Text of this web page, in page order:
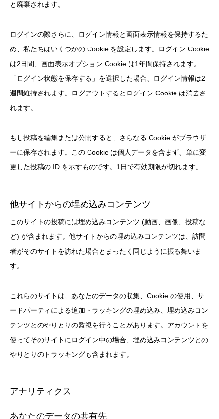
と廃棄されます。
ログインの際さらに、ログイン情報と画面表示情報を保持するた
め、私たちはいくつかの Cookie を設定します。ログイン Cookie
は2日間、画面表示オプション Cookie は1年間保持されます。
「ログイン状態を保存する」を選択した場合、ログイン情報は2
週間維持されます。ログアウトするとログイン Cookie は消去さ
れます。
もし投稿を編集または公開すると、さらなる Cookie がブラウザ
ーに保存されます。この Cookie は個人データを含まず、単に変
更した投稿の ID を示すものです。1日で有効期限が切れます。
他サイトからの埋め込みコンテンツ
このサイトの投稿には埋め込みコンテンツ (動画、画像、投稿な
ど) が含まれます。他サイトからの埋め込みコンテンツは、訪問
者がそのサイトを訪れた場合とまったく同じように振る舞いま
す。
これらのサイトは、あなたのデータの収集、Cookie の使用、サ
ードパーティによる追加トラッキングの埋め込み、埋め込みコン
テンツとのやりとりの監視を行うことがあります。アカウントを
使ってそのサイトにログイン中の場合、埋め込みコンテンツとの
やりとりのトラッキングも含まれます。
アナリティクス
あなたのデータの共有先